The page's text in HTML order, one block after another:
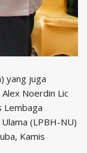
yang juga
Noerdin Lic
Lembaga
(LPBH-NU)
Kamis